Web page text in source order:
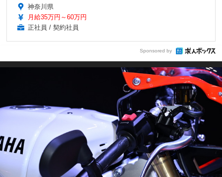
神奈川県
月給35万円～60万円
正社員 / 契約社員
Sponsored by